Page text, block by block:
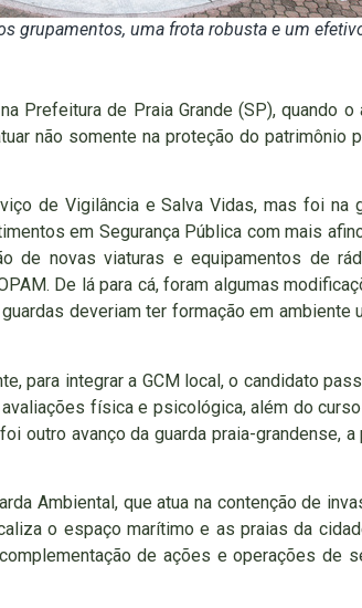
grupamentos, uma frota robusta e um
na Prefeitura de Praia Grande (SP), quando
não somente na proteção do
de Vigilância e Salva Vidas, mas foi na
em Segurança Pública com mais
de novas viaturas e equipamentos de
De lá para cá, foram algumas
deveriam ter formação em
para integrar a GCM local, o candidato
física e psicológica, além do
outro avanço da guarda praia-grandense,
Ambiental, que atua na contenção de
o espaço marítimo e as praias da
de ações e operações de